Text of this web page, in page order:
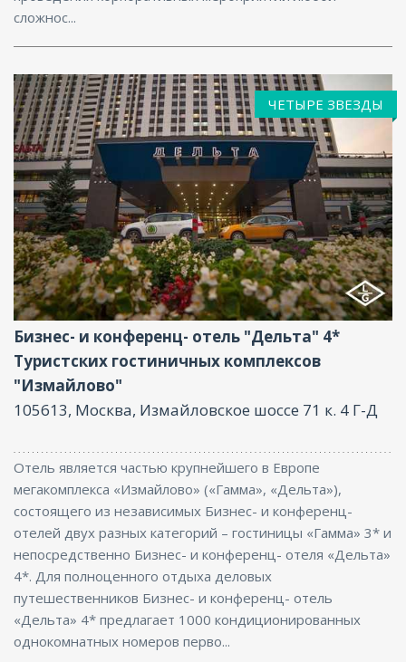
сложнос...
Фитнес центр, Ресторан, Размещение с
животными, Бассейн, Бар, Парковка, СПА/
Оздоровительный центр, Интернет, Бизнес-
центр, Баня, Конференц-зал
ЧЕТЫРЕ ЗВЕЗДЫ
Бизнес- и конференц- отель "Дельта" 4*
Туристских гостиничных комплексов
"Измайлово"
105613, Москва, Измайловское шоссе 71 к. 4 Г-Д
Отель является частью крупнейшего в Европе
мегакомплекса «Измайлово» («Гамма», «Дельта»),
состоящего из независимых Бизнес- и конференц-
отелей двух разных категорий – гостиницы «Гамма» 3* и
непосредственно Бизнес- и конференц- отеля «Дельта»
4*. Для полноценного отдыха деловых
путешественников Бизнес- и конференц- отель
«Дельта» 4* предлагает 1000 кондиционированных
однокомнатных номеров перво...